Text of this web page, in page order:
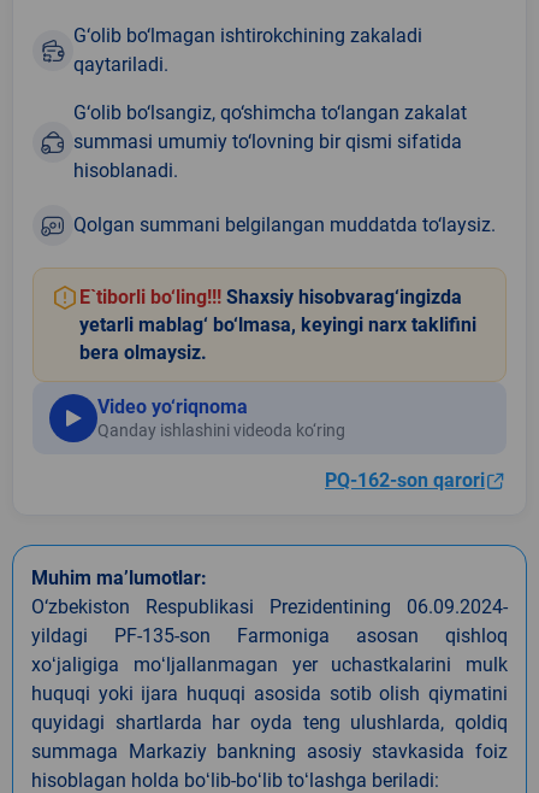
G‘olib bo‘lmagan ishtirokchining zakaladi
qaytariladi.
G‘olib bo‘lsangiz, qo‘shimcha to‘langan zakalat
summasi umumiy to‘lovning bir qismi sifatida
hisoblanadi.
Qolgan summani belgilangan muddatda to‘laysiz.
E`tiborli bo‘ling!!! Shaxsiy hisobvarag‘ingizda
yetarli mablag‘ bo‘lmasa, keyingi narx taklifini
bera olmaysiz.
Video yo‘riqnoma
Qanday ishlashini videoda ko‘ring
PQ-162-son qarori
Muhim ma’lumotlar:
O‘zbekiston Respublikasi Prezidentining 06.09.2024-
yildagi PF-135-son Farmoniga asosan qishloq
xoʻjaligiga moʻljallanmagan yer uchastkalarini mulk
huquqi yoki ijara huquqi asosida sotib olish qiymatini
quyidagi shartlarda har oyda teng ulushlarda, qoldiq
summaga Markaziy bankning asosiy stavkasida foiz
hisoblagan holda boʻlib-boʻlib toʻlashga beriladi: